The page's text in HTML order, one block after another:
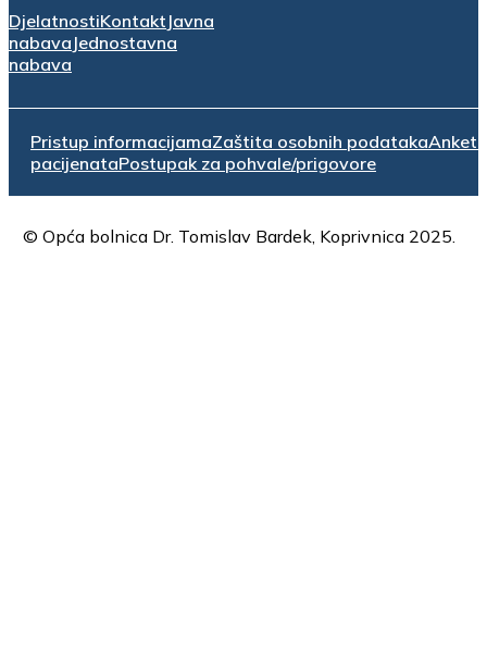
DjelatnostiKontakt Javna
nabava Jednostavna
nabava
Pristup informacijamaZaštita osobnih podatakaAnketa
pacijenataPostupak za pohvale/prigovore
© Opća bolnica Dr. Tomislav Bardek, Koprivnica 2025.